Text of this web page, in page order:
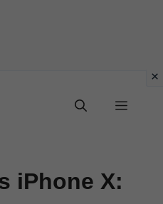
Menu
iPhone X: